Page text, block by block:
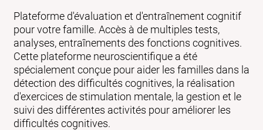
Plateforme d'évaluation et d'entraînement cognitif
pour votre famille. Accès à de multiples tests,
analyses, entraînements des fonctions cognitives.
Cette plateforme neuroscientifique a été
spécialement conçue pour aider les familles dans la
détection des difficultés cognitives, la réalisation
d'exercices de stimulation mentale, la gestion et le
suivi des différentes activités pour améliorer les
difficultés cognitives.